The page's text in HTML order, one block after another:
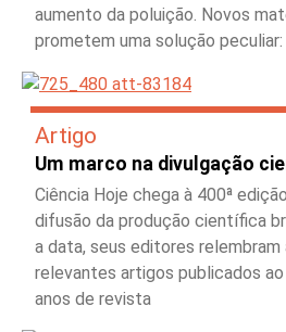
aumento da poluição. Novos
prometem uma solução
Artigo
Um marco na divulgação
Ciência Hoje chega à 400ª
difusão da produção científica
a data, seus editores relembram
relevantes artigos publicados
anos de revista